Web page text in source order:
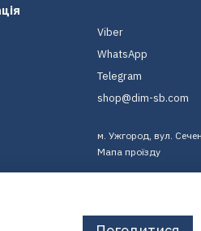
Viber
WhatsApp
Telegram
shop@dim-sb.com
м. Ужгород, вул.
Мапа проїзду